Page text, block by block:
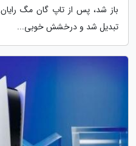
باز شد، پس از تاپ گان مگ
تبدیل شد و درخشش خوبی...